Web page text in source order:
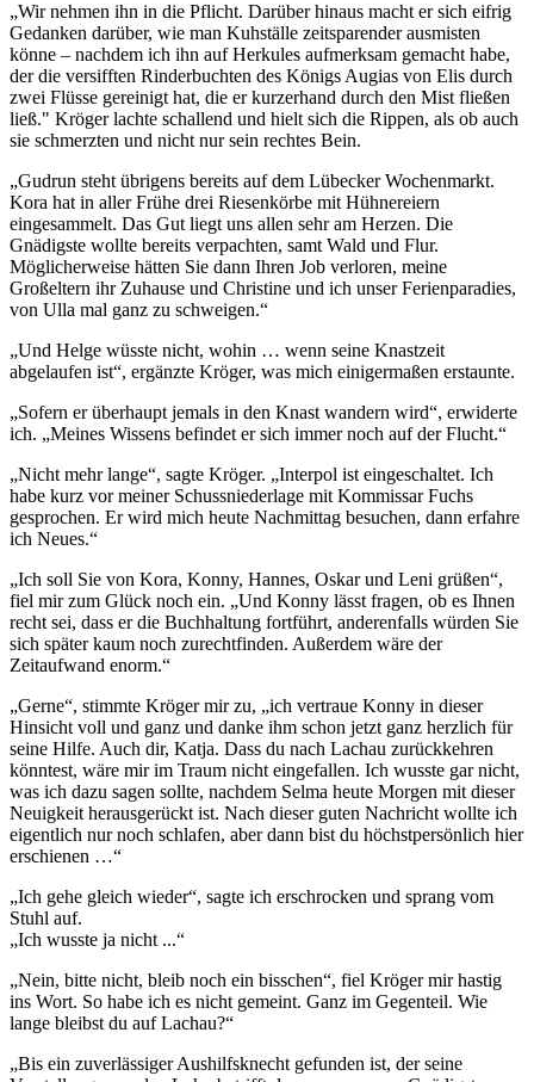
„Wir nehmen ihn in die Pflicht. Darüber hinaus macht er sich eifrig
Gedanken darüber, wie man Kuhställe zeitsparender ausmisten
könne – nachdem ich ihn auf Herkules aufmerksam gemacht habe,
der die versifften Rinderbuchten des Königs Augias von Elis durch
zwei Flüsse gereinigt hat, die er kurzerhand durch den Mist fließen
ließ." Kröger lachte schallend und hielt sich die Rippen, als ob auch
sie schmerzten und nicht nur sein rechtes Bein.
„Gudrun steht übrigens bereits auf dem Lübecker Wochenmarkt.
Kora hat in aller Frühe drei Riesenkörbe mit Hühnereiern
eingesammelt. Das Gut liegt uns allen sehr am Herzen. Die
Gnädigste wollte bereits verpachten, samt Wald und Flur.
Möglicherweise hätten Sie dann Ihren Job verloren, meine
Großeltern ihr Zuhause und Christine und ich unser Ferienparadies,
von Ulla mal ganz zu schweigen.“
„Und Helge wüsste nicht, wohin … wenn seine Knastzeit
abgelaufen ist“, ergänzte Kröger, was mich einigermaßen erstaunte.
„Sofern er überhaupt jemals in den Knast wandern wird“, erwiderte
ich. „Meines Wissens befindet er sich immer noch auf der Flucht.“
„Nicht mehr lange“, sagte Kröger. „Interpol ist eingeschaltet. Ich
habe kurz vor meiner Schussniederlage mit Kommissar Fuchs
gesprochen. Er wird mich heute Nachmittag besuchen, dann erfahre
ich Neues.“
„Ich soll Sie von Kora, Konny, Hannes, Oskar und Leni grüßen“,
fiel mir zum Glück noch ein. „Und Konny lässt fragen, ob es Ihnen
recht sei, dass er die Buchhaltung fortführt, anderenfalls würden Sie
sich später kaum noch zurechtfinden. Außerdem wäre der
Zeitaufwand enorm.“
„Gerne“, stimmte Kröger mir zu, „ich vertraue Konny in dieser
Hinsicht voll und ganz und danke ihm schon jetzt ganz herzlich für
seine Hilfe. Auch dir, Katja. Dass du nach Lachau zurückkehren
könntest, wäre mir im Traum nicht eingefallen. Ich wusste gar nicht,
was ich dazu sagen sollte, nachdem Selma heute Morgen mit dieser
Neuigkeit herausgerückt ist. Nach dieser guten Nachricht wollte ich
eigentlich nur noch schlafen, aber dann bist du höchstpersönlich hier
erschienen …“
„Ich gehe gleich wieder“, sagte ich erschrocken und sprang vom
Stuhl auf.
„Ich wusste ja nicht ...“
„Nein, bitte nicht, bleib noch ein bisschen“, fiel Kröger mir hastig
ins Wort. So habe ich es nicht gemeint. Ganz im Gegenteil. Wie
lange bleibst du auf Lachau?“
„Bis ein zuverlässiger Aushilfsknecht gefunden ist, der seine